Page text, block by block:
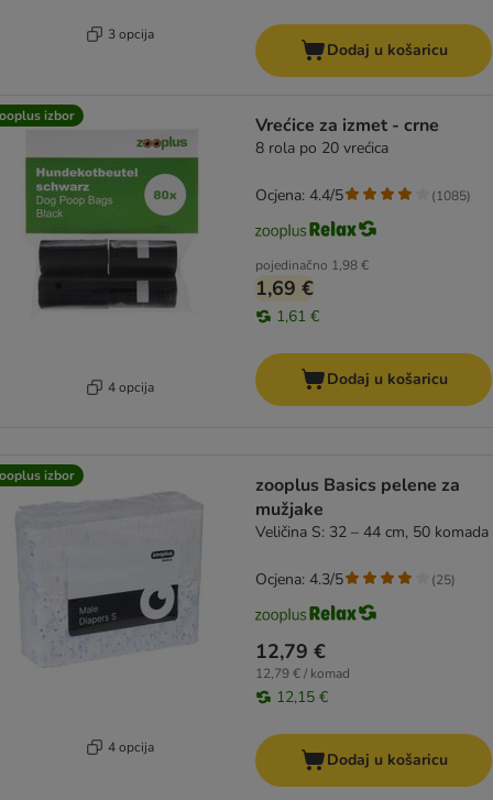
3 opcija
Dodaj u košaricu
izbor
4 opcija
Vrećice za izmet - crne
8 rola po 20 vrećica
pojedinačno 1,98 €
1,69 €
1,61 €
Ocjena: 4.4/5 (1085)
Dodaj u košaricu
izbor
4 opcija
zooplus Basics pelene za
mužjake
Veličina S: 32 – 44 cm, 50 komada
12,79 €
12,79 € / komad
12,15 €
Ocjena: 4.3/5 (25)
Dodaj u košaricu